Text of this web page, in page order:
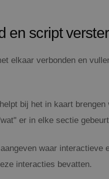
en script
elkaar verbonden en
bij het in kaart
er in elke sectie
waar interactieve
interacties bevatten.